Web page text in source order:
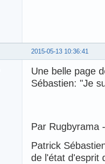
2015-05-13 10:36:41
Une belle page
Sébastien: "Je
Par Rugbyrama
Patrick
de l'état d'esprit